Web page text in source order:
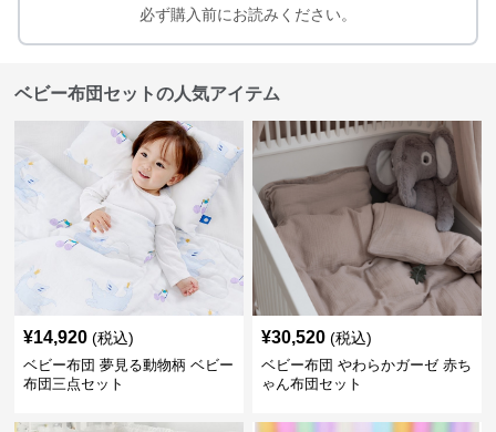
必ず購入前にお読みください。
ベビー布団セットの人気アイテム
¥14,920 (税込)
ベビー布団 夢見る動物柄 ベビー
布団三点セット
¥30,520 (税込)
ベビー布団 やわらかガーゼ 赤ち
ゃん布団セット